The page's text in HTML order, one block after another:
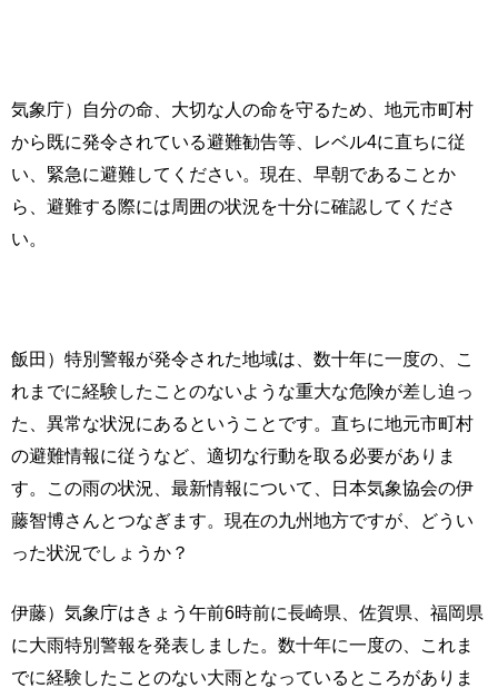
気象庁）自分の命、大切な人の命を守るため、地元市町村
から既に発令されている避難勧告等、レベル4に直ちに従
い、緊急に避難してください。現在、早朝であることか
ら、避難する際には周囲の状況を十分に確認してくださ
い。
飯田）特別警報が発令された地域は、数十年に一度の、こ
れまでに経験したことのないような重大な危険が差し迫っ
た、異常な状況にあるということです。直ちに地元市町村
の避難情報に従うなど、適切な行動を取る必要がありま
す。この雨の状況、最新情報について、日本気象協会の伊
藤智博さんとつなぎます。現在の九州地方ですが、どうい
った状況でしょうか？
伊藤）気象庁はきょう午前6時前に長崎県、佐賀県、福岡県
に大雨特別警報を発表しました。数十年に一度の、これま
でに経験したことのない大雨となっているところがありま